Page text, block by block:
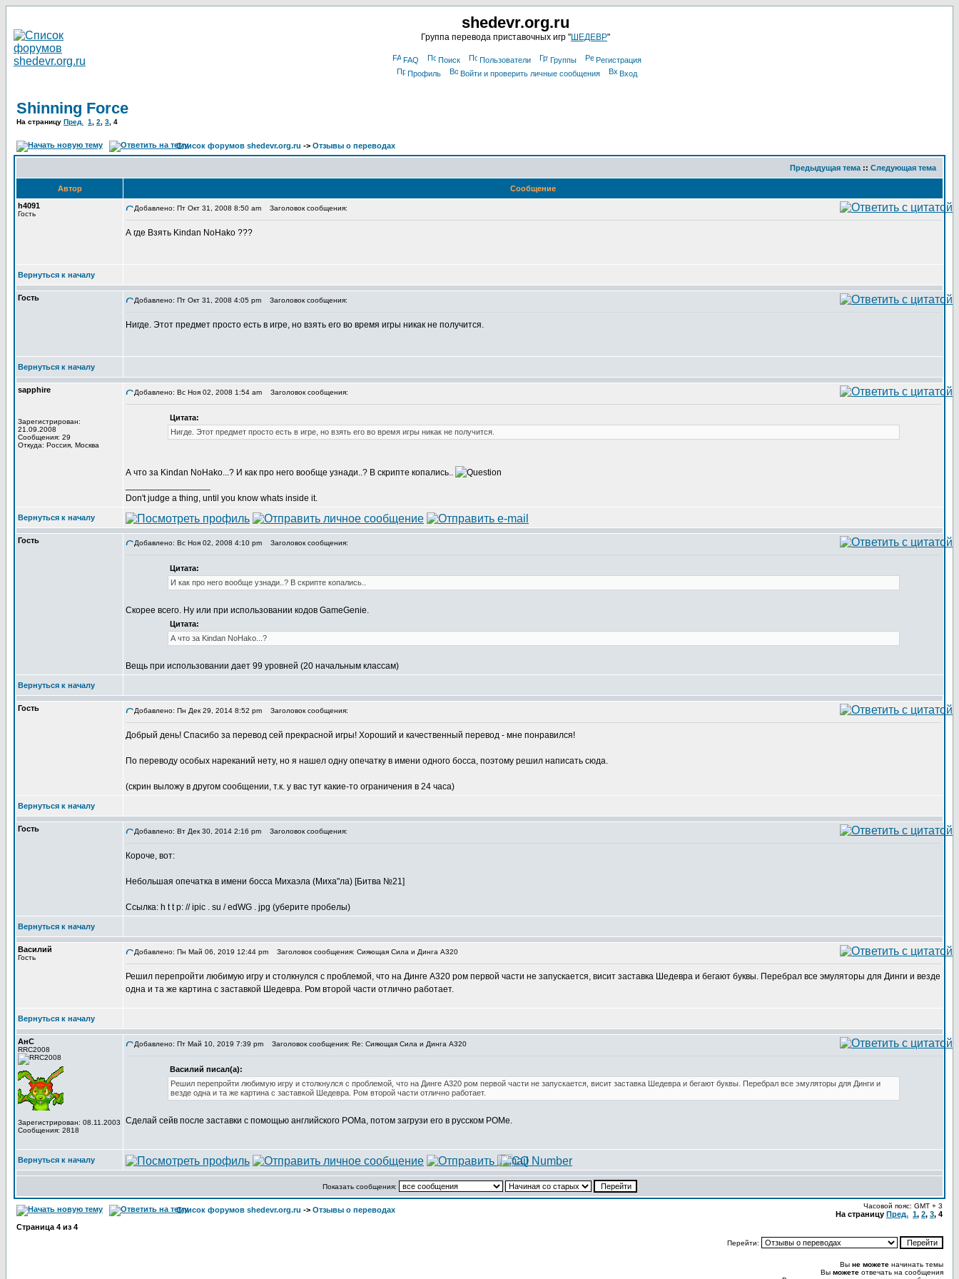
shedevr.org.ru
Группа перевода приставочных игр "ШЕДЕВР"
FAQ Поиск Пользователи Группы
Регистрация
Профиль
Войти и проверить личные сообщения Вход
Shinning Force
На страницу Пред. 1 2 3 4
Список форумов shedevr.org.ru -> Отзывы о переводах
Предыдущая тема :: Следующая тема
Автор
Сообщение
h4091
Гость
Добавлено: Пт Окт 31, 2008 8:50 am Заголовок сообщения:
А где Взять Kindan NoHako ???
Вернуться к началу
Гость Добавлено: Пт Окт 31, 2008 4:05 pm Заголовок сообщения:
Нигде. Этот предмет просто есть в игре, но взять его во время игры никак не получится.
Вернуться к началу
sapphire
Зарегистрирован:
21.09.2008
Сообщения: 29
Откуда: Россия, Москва
Добавлено: Вс Ноя 02, 2008 1:54 am Заголовок сообщения:
Цитата:
Нигде. Этот предмет просто есть в игре, но взять его во время игры никак не получится.
А что за Kindan NoHako...? И как про него вообще узнади..? В скрипте копались..
Don't judge a thing, until you know whats inside it.
Вернуться к началу
Гость Добавлено: Вс Ноя 02, 2008 4:10 pm Заголовок сообщения:
Цитата:
И как про него вообще узнади..? В скрипте копались..
Скорее всего. Ну или при использовании кодов GameGenie.
Цитата:
А что за Kindan NoHako...?
Вещь при использовании дает 99 уровней (20 начальным классам)
Вернуться к началу
Гость Добавлено: Пн Дек 29, 2014 8:52 pm Заголовок сообщения:
Добрый день! Спасибо за перевод сей прекрасной игры! Хороший и качественный перевод - мне понравился!
По переводу особых нареканий нету, но я нашел одну опечатку в имени одного босса, поэтому решил написать сюда.
(скрин выложу в другом сообщении, т.к. у вас тут какие-то ограничения в 24 часа)
Вернуться к началу
Гость Добавлено: Вт Дек 30, 2014 2:16 pm Заголовок сообщения:
Короче, вот:
Небольшая опечатка в имени босса Михаэла (Миха"ла) [Битва №21]
Ссылка: h t t p: // ipic . su / edWG . jpg (уберите пробелы)
Вернуться к началу
Василий
Гость
Добавлено: Пн Май 06, 2019 12:44 pm Заголовок сообщения: Сияющая Сила и Динга А320
Решил перепройти любимую игру и столкнулся с проблемой, что на Динге А320 ром первой части не запускается, висит заставка Шедевра и бегают буквы. Перебрал все эмуляторы для Динги и везде
одна и та же картина с заставкой Шедевра. Ром второй части отлично работает.
Вернуться к началу
АнС
RRC2008
Зарегистрирован: 08.11.2003
Сообщения: 2818
Добавлено: Пт Май 10, 2019 7:39 pm Заголовок сообщения: Re: Сияющая Сила и Динга А320
Василий писал(а):
Решил перепройти любимую игру и столкнулся с проблемой, что на Динге А320 ром первой части не запускается, висит заставка Шедевра и бегают буквы. Перебрал все эмуляторы для Динги и
везде одна и та же картина с заставкой Шедевра. Ром второй части отлично работает.
Сделай сейв после заставки с помощью английского РОМа, потом загрузи его в русском РОМе.
Вернуться к началу
Показать сообщения:
Список форумов shedevr.org.ru -> Отзывы о переводах Часовой пояс: GMT + 3
На страницу Пред. 1, 2, 3, 4
Страница 4 из 4
Перейти:
Вы не можете начинать темы
Вы можете отвечать на сообщения